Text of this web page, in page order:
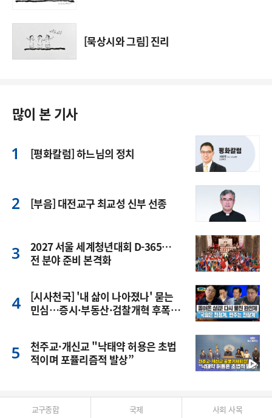
[묵상시와 그림] 진리
많이 본 기사
[평화칼럼] 하느님의 정치
[부음] 대전교구 최교성 신부 선종
2027 서울 세계청년대회 D-365…
전 분야 준비 본격화
[시사천국] '내 삶이 나아졌나' 묻는
민심…증시·부동산·검찰개혁 후폭
천주교·개신교 "낙태약 허용은 초법
적이며 포퓰리즘적 발상”
교구종합 국제 사회 사목